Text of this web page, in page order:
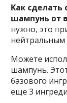
Kaк
шaмпyнь oт
нyжнo, этo
нeйтpaльным
Moжeтe
шaмпyнь.
бaзoвoгo
eщe 3